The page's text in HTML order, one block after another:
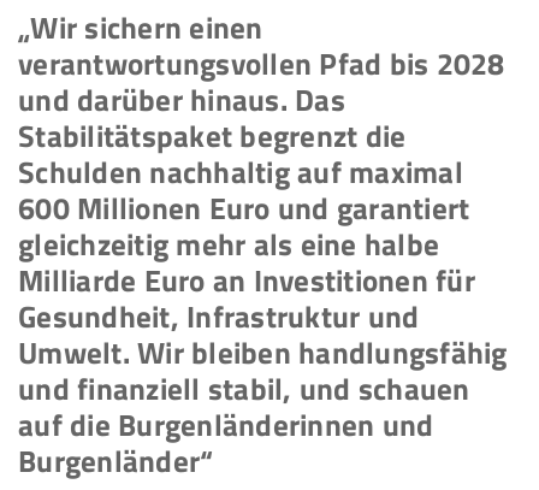
„Wir sichern einen
verantwortungsvollen Pfad bis 2028
und darüber hinaus. Das
Stabilitätspaket begrenzt die
Schulden nachhaltig auf maximal
600 Millionen Euro und garantiert
gleichzeitig mehr als eine halbe
Milliarde Euro an Investitionen für
Gesundheit, Infrastruktur und
Umwelt. Wir bleiben handlungsfähig
und finanziell stabil, und schauen
auf die Burgenländerinnen und
Burgenländer“